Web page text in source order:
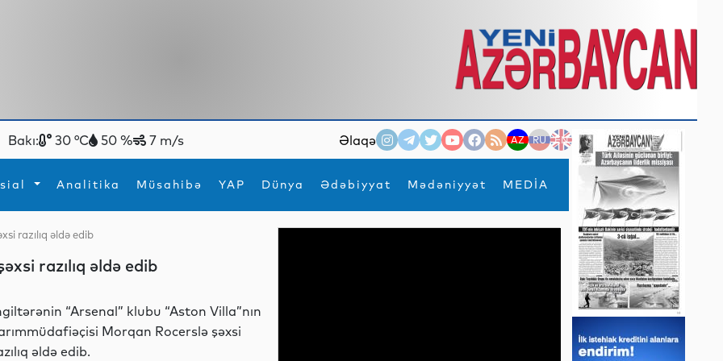
Bakı: 30 °C 50 % 7 m/s Əlaqə AZ RU EN
Analitika Müsahibə YAP Dünya Ədəbiyyat Mədəniyyət MEDİA
×
İdmanYeni texnologiyalar
razılıq əldə edib
razılıq əldə edib
“Arsenal” klubu “Aston Villa”nın
Morqan Rocerslə şəxsi
əldə edib.